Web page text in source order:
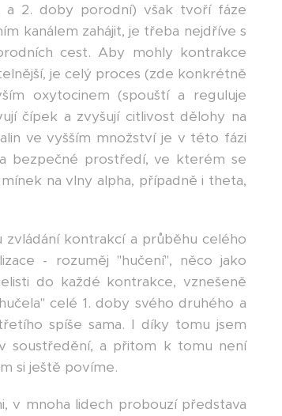
a 2. doby porodní) však tvoří fáze
kanálem zahájit, je třeba nejdříve s
cest. Aby mohly kontrakce
je celý proces (zde konkrétně
oxytocinem (spouští a reguluje
čípek a zvyšují citlivost dělohy na
ve vyšším množství je v této fázi
bezpečné prostředí, ve kterém se
na vlny alpha, případně i theta,
kontrakcí a průběhu celého
- rozuměj "hučení", něco jako
do každé kontrakce, vznešeně
celé 1. doby svého druhého a
spíše sama. I díky tomu jsem
soustředění, a přitom k tomu není
si ještě povíme.
v mnoha lidech probouzí představa